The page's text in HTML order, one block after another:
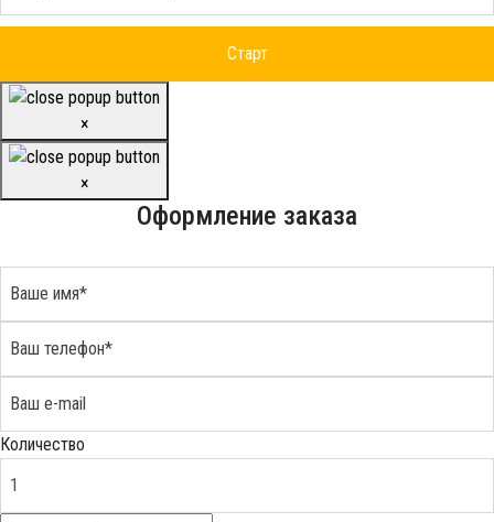
×
×
Оформление заказа
Количество